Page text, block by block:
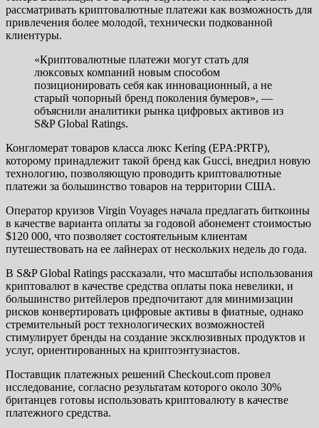
рассматривать криптовалютные платежи как возможность для
привлечения более молодой, технически подкованной
клиентуры.
«Криптовалютные платежи могут стать для
люксовых компаний новым способом
позиционировать себя как инновационный, а не
старый чопорный бренд поколения бумеров», —
объяснили аналитики рынка цифровых активов из
S&P Global Ratings.
Конгломерат товаров класса люкс Kering (EPA:PRTP),
которому принадлежит такой бренд как Gucci, внедрил новую
технологию, позволяющую проводить криптовалютные
платежи за большинство товаров на территории США.
Оператор круизов Virgin Voyages начала предлагать биткоины
в качестве варианта оплаты за годовой абонемент стоимостью
$120 000, что позволяет состоятельным клиентам
путешествовать на ее лайнерах от нескольких недель до года.
В S&P Global Ratings рассказали, что масштабы использования
криптовалют в качестве средства оплаты пока невелики, и
большинство ритейлеров предпочитают для минимизации
рисков конвертировать цифровые активы в фиатные, однако
стремительный рост технологических возможностей
стимулирует бренды на создание эксклюзивных продуктов и
услуг, ориентированных на криптоэнтузиастов.
Поставщик платежных решений Checkout.com провел
исследование, согласно результатам которого около 30%
британцев готовы использовать криптовалюту в качестве
платежного средства.